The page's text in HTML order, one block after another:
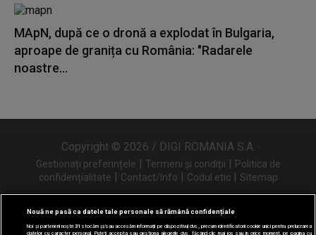
MApN, după ce o dronă a explodat în Bulgaria,
aproape de granița cu România: "Radarele
noastre...
Copyright © 2026 / DIGI ROMANIA S.A.
Gestionați preferințele | Termeni și condiții | Politica de
confidențialitate | Contact/Info | Codul etic | Sitemap
Nouă ne pasă ca datele tale personale să rămână confidențiale
Noi și partenerii noștri31 stocăm și/sau accesăm informații pe dispozitivul dvs., precum identificatorii cookie unici pentru prelucrarea
datelor cu caracter personal. Puteți accepta sau gestiona alegerile dvs. făcând clic mai jos sau în orice moment, pe pagina cu